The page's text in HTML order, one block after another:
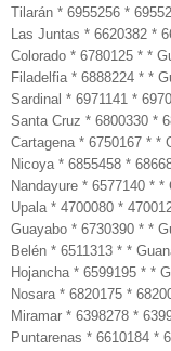
Tilarán * 6955256 *
Las Juntas * 6620382 *
Colorado * 6780125 * *
Filadelfia * 6888224 * *
Sardinal * 6971141 *
Santa Cruz * 6800330 *
Cartagena * 6750167 * *
Nicoya * 6855458 *
Nandayure * 6577140 *
Upala * 4700080 *
Guayabo * 6730390 * *
Belén * 6511313 * *
Hojancha * 6599195 * *
Nosara * 6820175 *
Miramar * 6398278 *
Puntarenas * 6610184 *